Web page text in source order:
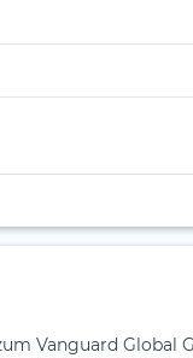
Vanguard Global